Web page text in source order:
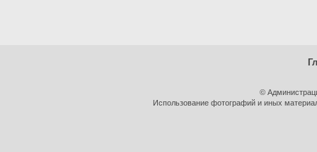
©
Использование фотографий и иных